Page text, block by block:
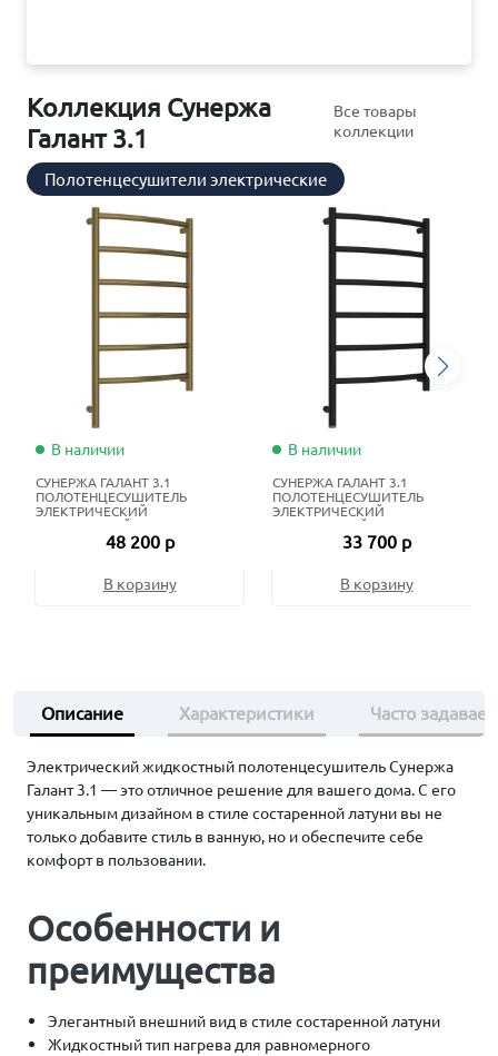
Коллекция Сунержа
Галант 3.1
Все товары
коллекции
Полотенцесушители электрические
В наличии
СУНЕРЖА ГАЛАНТ 3.1
ПОЛОТЕНЦЕСУШИТЕЛЬ
ЭЛЕКТРИЧЕСКИЙ
ЖИДКОСТНЫЙ 80Х50 СМ
СОСТАРЕННАЯ БРОНЗА
48 200 р
В корзину
В наличии
СУНЕРЖА ГАЛАНТ 3.1
ПОЛОТЕНЦЕСУШИТЕЛЬ
ЭЛЕКТРИЧЕСКИЙ
ЖИДКОСТНЫЙ 80Х50 СМ
МАТОВЫЙ ЧЁРНЫЙ
33 700 р
В корзину
Описание Характеристики Часто
Электрический жидкостный полотенцесушитель Сунержа
Галант 3.1 — это отличное решение для вашего дома. С его
уникальным дизайном в стиле состаренной латуни вы не
только добавите стиль в ванную, но и обеспечите себе
комфорт в пользовании.
Особенности и
преимущества
Элегантный внешний вид в стиле состаренной латуни
Жидкостный тип нагрева для равномерного